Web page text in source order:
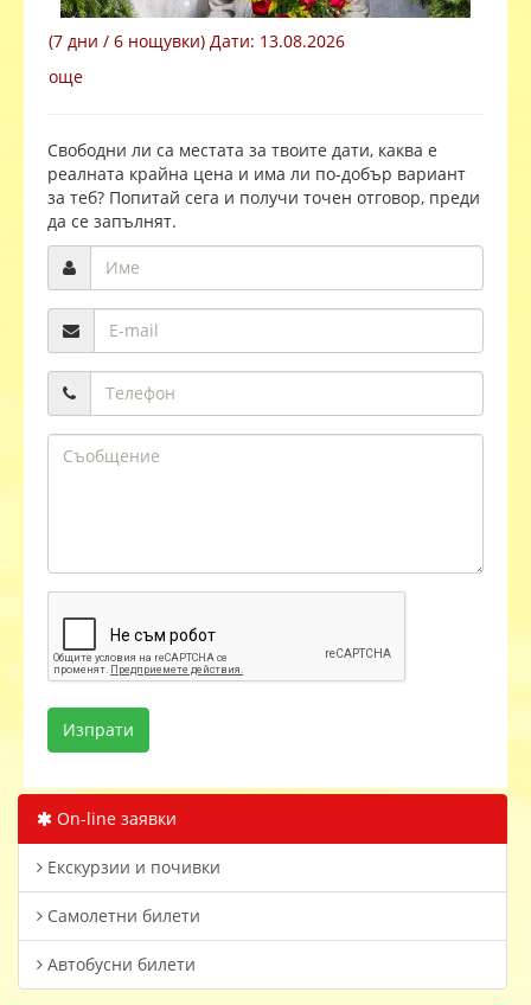
(7 дни / 6 нощувки) Дати: 13.08.2026
още
Свободни ли са местата за твоите дати, каква е
реалната крайна цена и има ли по-добър вариант
за теб? Попитай сега и получи точен отговор, преди
да се запълнят.
On-line заявки
Екскурзии и почивки
Самолетни билети
Автобусни билети